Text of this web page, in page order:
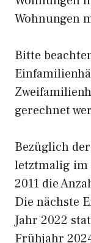
Wohnungen
Bitte
gerechnet
Bezüglich
letztmalig im
2011 die
Die nächste
Jahr 2022
Frühjahr